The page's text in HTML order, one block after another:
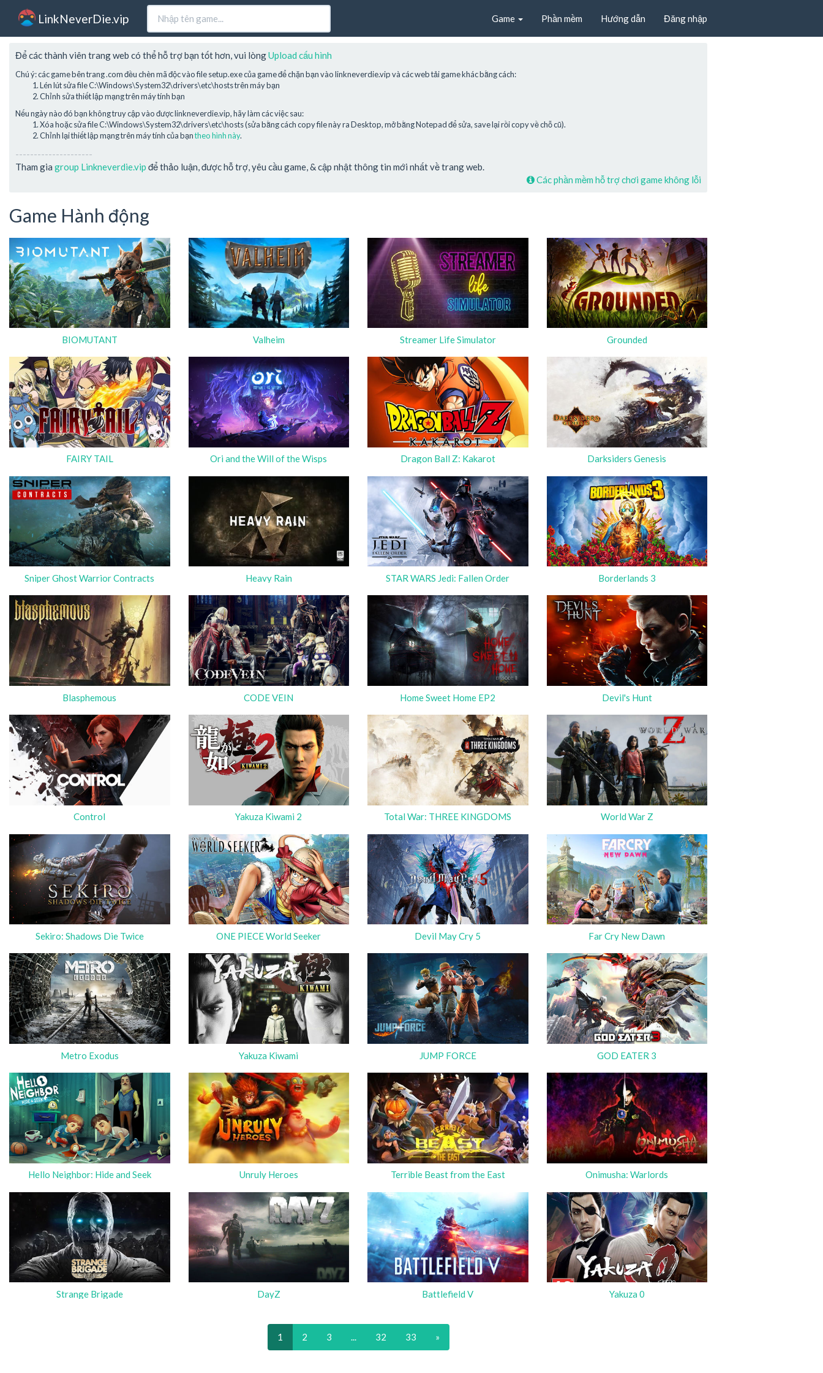
LinkNeverDie.vip Game Phần mềm Hướng dẫn Đăng nhập
Để các thành viên trang web có thể hỗ trợ bạn tốt hơn, vui lòngUpload cấu hình
Chú ý: các game bên trang .com đều chèn mã độc vào file setup.exe của game để chặn bạn vào linkneverdie.vip và các web tải game khác bằng cách:
Lén lút sửa file C:\Windows\System32\drivers\etc\hosts trên máy bạn
Chỉnh sửa thiết lập mạng trên máy tính bạn
Nếu ngày nào đó bạn không truy cập vào được linkneverdie.vip, hãy làm các việc sau:
Xóa hoặc sửa file C:\Windows\System32\drivers\etc\hosts (sửa bằng cách copy file này ra Desktop, mở bằng Notepad để sửa, save lại rồi copy về chỗ cũ).
Chỉnh lại thiết lập mạng trên máy tính của bạntheo hình này.
---------------------
Tham gia group Linkneverdie.vip để thảo luận, được hỗ trợ, yêu cầu game, & cập nhật thông tin mới nhất về trang web.
Các phần mềm hỗ trợ chơi game không lỗi
Game Hành động
BIOMUTANT Valheim Streamer Life Simulator Grounded
FAIRY TAIL Ori and the Will of the Wisps Dragon Ball Z: Kakarot Darksiders Genesis
Sniper Ghost Warrior Contracts Heavy Rain STAR WARS Jedi: Fallen Order Borderlands 3
Blasphemous CODE VEIN Home Sweet Home EP2 Devil's Hunt
Control Yakuza Kiwami 2 Total War: THREE KINGDOMS World War Z
Sekiro: Shadows Die Twice ONE PIECE World Seeker Devil May Cry 5 Far Cry New Dawn
Metro Exodus Yakuza Kiwami JUMP FORCE GOD EATER 3
Hello Neighbor: Hide and Seek Unruly Heroes Terrible Beast from the East Onimusha: Warlords
Strange Brigade DayZ Battlefield V Yakuza 0
1 2 3 ... 32 33 »